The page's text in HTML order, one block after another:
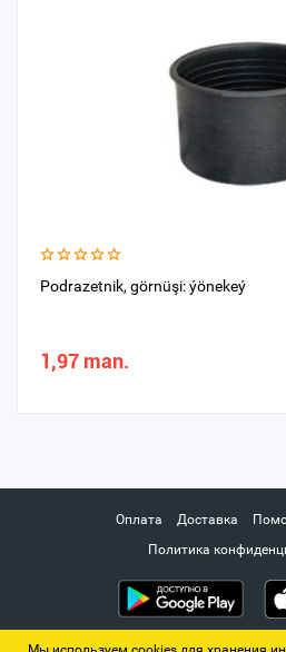
Podrazetnik, görnüşi: ýönekeý
1,97 man.
Оплата Доставка
Политика